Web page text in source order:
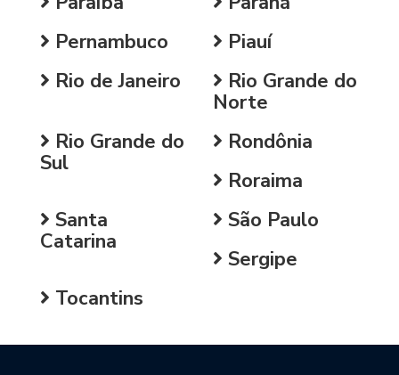
Pernambuco
Piauí
Rio de Janeiro
Rio Grande do
Norte
Rio Grande do
Sul
Rondônia
Roraima
Santa
Catarina
São Paulo
Sergipe
Tocantins